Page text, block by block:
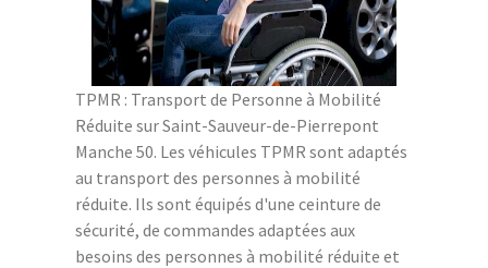
TPMR : Transport de Personne à Mobilité
Réduite sur Saint-Sauveur-de-Pierrepont
Manche 50. Les véhicules TPMR sont adaptés
au transport des personnes à mobilité
réduite. Ils sont équipés d'une ceinture de
sécurité, de commandes adaptées aux
besoins des personnes à mobilité réduite et